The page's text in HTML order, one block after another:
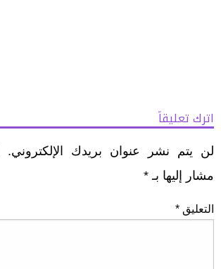
اترك تعليقاً
لن يتم نشر عنوان بريدك الإلكتروني.
مشار إليها بـ *
التعليق *